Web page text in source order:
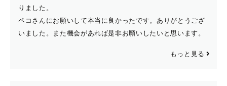
♣️わたしのこと♣️
横浜出身。
小柄で人見知りをあまりしない性格で親しみやすいと言わ
りました。
ペコさんにお願いして本当に良かったです。ありがとうござ
いました。また機会があれば是非お願いしたいと思います。
もっと見る